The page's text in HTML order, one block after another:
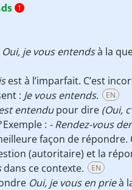
1
Oui, je vous entendsà la
est à l’imparfait. C’est
: Je vous entends. EN
entendupour dire (Oui,
Exemple : - Rendez-vous
façon de répondre.
(autoritaire) et la
dans ce contexte. EN
Oui, je vous en prieà